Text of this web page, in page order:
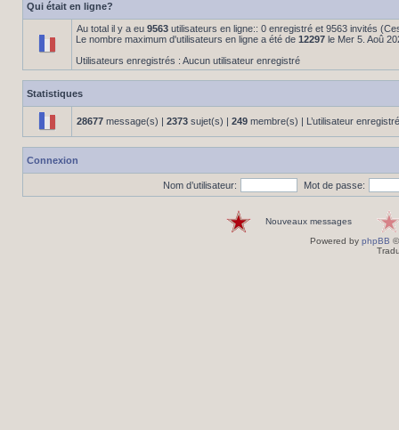
Qui était en ligne?
Au total il y a eu 9563 utilisateurs en ligne:: 0 enregistré et 9563 invités
Le nombre maximum d'utilisateurs en ligne a été de 12297 le Mer 5. Aoû
Utilisateurs enregistrés : Aucun utilisateur enregistré
Statistiques
28677 message(s) | 2373 sujet(s) | 249 membre(s) | L’utilisateur
Connexion
Nom d’utilisateur: Mot de passe:
Nouveaux messages
Powered by phpBB